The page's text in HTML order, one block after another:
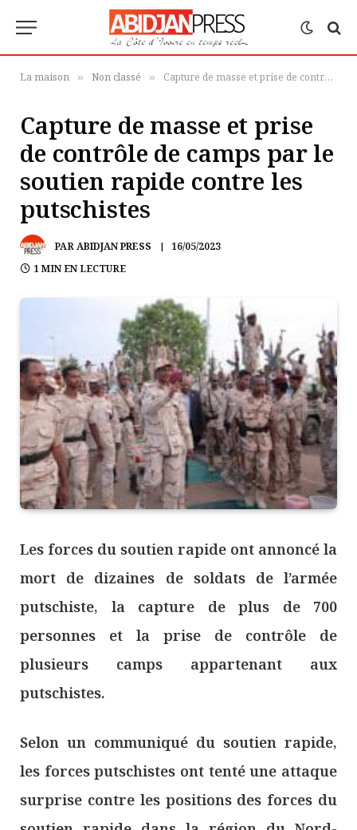
La maison » Non classé » Capture de masse et prise de contrôle de camps par le soutien rapide contre les putschistes
Capture de masse et prise
de contrôle de camps par le
soutien rapide contre les
putschistes
PARABIDJAN PRESS
16/05/2023
1 MIN EN LECTURE
Les forces du soutien rapide ont annoncé la
mort de dizaines de soldats de l’armée
putschiste, la capture de plus de 700
personnes et la prise de contrôle de
plusieurs camps appartenant aux
putschistes.
Selon un communiqué du soutien rapide,
les forces putschistes ont tenté une attaque
surprise contre les positions des forces du